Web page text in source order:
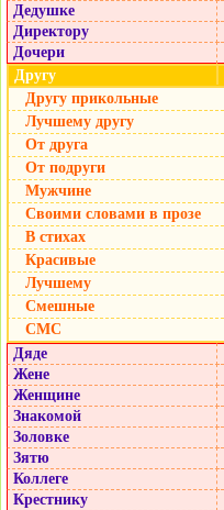
Дедушке
Директору
Дочери
Другу
Другу прикольные
Лучшему другу
От друга
От подруги
Мужчине
Своими словами в прозе
В стихах
Красивые
Лучшему
Смешные
СМС
Дяде
Жене
Женщине
Знакомой
Золовке
Зятю
Коллеге
Крестнику